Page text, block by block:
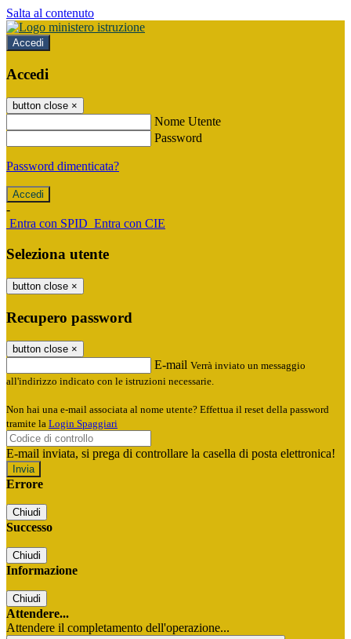
Salta al contenuto
Accedi
Accedi
button close ×
Nome Utente
Password
Password dimenticata?
-
Entra con SPID Entra con CIE
Seleziona utente
button close ×
Recupero password
button close ×
E-mail Verrà inviato un messaggio
all'indirizzo indicato con le istruzioni necessarie.
Non hai una e-mail associata al nome utente? Effettua il reset della password
tramite la Login Spaggiari
E-mail inviata, si prega di controllare la casella di posta elettronica!
Errore
Chiudi
Successo
Chiudi
Informazione
Chiudi
Attendere...
Attendere il completamento dell'operazione...